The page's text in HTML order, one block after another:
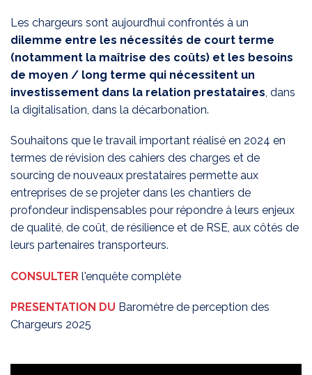
Les chargeurs sont aujourd’hui confrontés à un
dilemme entre les nécessités de court terme
(notamment la maîtrise des coûts) et les besoins
de moyen / long terme qui nécessitent un
investissement dans la relation prestataires, dans
la digitalisation, dans la décarbonation.
Souhaitons que le travail important réalisé en 2024 en
termes de révision des cahiers des charges et de
sourcing de nouveaux prestataires permette aux
entreprises de se projeter dans les chantiers de
profondeur indispensables pour répondre à leurs enjeux
de qualité, de coût, de résilience et de RSE, aux côtés de
leurs partenaires transporteurs.
CONSULTER l'enquête complète
PRESENTATION DU Baromètre de perception des
Chargeurs 2025